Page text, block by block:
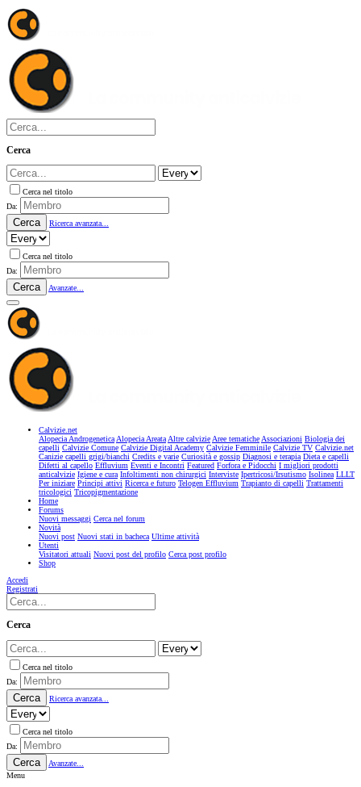
Cerca
Cerca nel titolo
Da:
Cerca Ricerca avanzata...
Cerca nel titolo
Da:
Cerca Avanzate...
Calvizie.net
Alopecia AndrogeneticaAlopecia AreataAltre calvizieAree tematicheAssociazioni Biologia dei
capelli Calvizie Comune Calvizie Digital Academy Calvizie Femminile Calvizie TV Calvizie.net
Canizie capelli grigi/bianchi Credits e varie Curiosità e gossip Diagnosi e terapia Dieta e capelli
Difetti al capello Effluvium Eventi e Incontri Featured Forfora e Pidocchi I migliori prodotti
anticalvizie Igiene e cura Infoltimenti non chirurgici Interviste Ipertricosi/Irsutismo Isolinea LLLT
Per iniziare Principi attivi Ricerca e futuro Telogen Effluvium Trapianto di capelli Trattamenti
tricologici Tricopigmentazione
Home
Forums
Nuovi messaggi Cerca nel forum
Novità
Nuovi post Nuovi stati in bacheca Ultime attività
Utenti
Visitatori attuali Nuovi post del profilo Cerca post profilo
Shop
Accedi
Registrati
Cerca
Cerca nel titolo
Da:
Cerca Ricerca avanzata...
Cerca nel titolo
Da:
Cerca
Avanzate...
Menu